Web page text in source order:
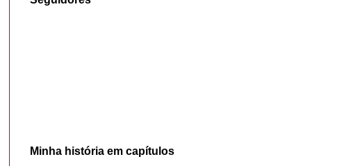
Minha história em capítulos